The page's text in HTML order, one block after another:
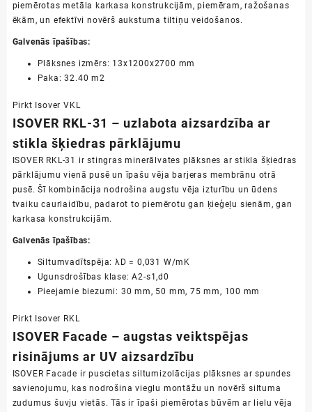
piemērotas metāla karkasa konstrukcijām, piemēram, ražošanas
ēkām, un efektīvi novērš aukstuma tiltiņu veidošanos.
Galvenās īpašības:
Plāksnes izmērs: 13x1200x2700 mm
Paka: 32.40 m2
Pirkt Isover VKL
ISOVER RKL-31 – uzlabota aizsardzība ar
stikla šķiedras pārklājumu
ISOVER RKL-31 ir stingras minerālvates plāksnes ar stikla šķiedras
pārklājumu vienā pusē un īpašu vēja barjeras membrānu otrā
pusē. Šī kombinācija nodrošina augstu vēja izturību un ūdens
tvaiku caurlaidību, padarot to piemērotu gan ķieģeļu sienām, gan
karkasa konstrukcijām.
Galvenās īpašības:
Siltumvadītspēja: λD = 0,031 W/mK
Ugunsdrošības klase: A2-s1,d0
Pieejamie biezumi: 30 mm, 50 mm, 75 mm, 100 mm
Pirkt Isover RKL
ISOVER Facade – augstas veiktspējas
risinājums ar UV aizsardzību
ISOVER Facade ir puscietas siltumizolācijas plāksnes ar spundes
savienojumu, kas nodrošina vieglu montāžu un novērš siltuma
zudumus šuvju vietās. Tās ir īpaši piemērotas būvēm ar lielu vēja